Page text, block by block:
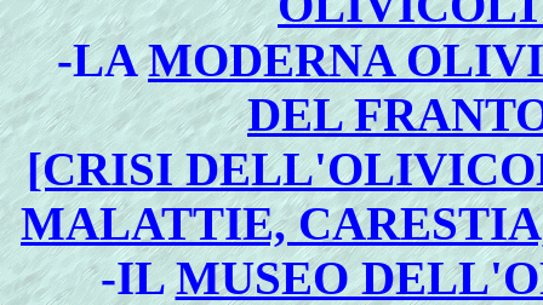
-LAMODERNA
DEL
[CRISI
MALATTIE,
-ILMUSEO